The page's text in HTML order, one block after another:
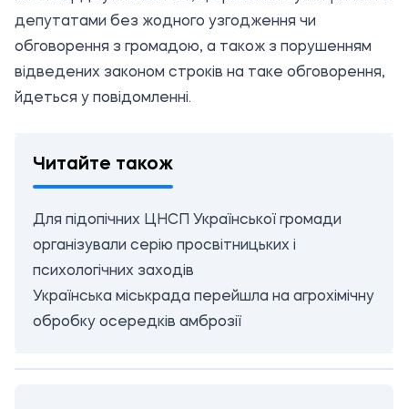
депутатами без жодного узгодження чи
обговорення з громадою, а також з порушенням
відведених законом строків на таке обговорення,
йдеться у повідомленні.
Читайте також
Для підопічних ЦНСП Української громади
організували серію просвітницьких і
психологічних заходів
Українська міськрада перейшла на агрохімічну
обробку осередків амброзії